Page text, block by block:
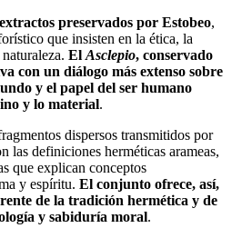
preservados por Estobeo,
que insisten en la ética, la
El Asclepio, conservado
con un diálogo más extenso sobre
y el papel del ser humano
y lo material.
dispersos transmitidos por
las definiciones herméticas arameas,
que explican conceptos
y espíritu. El conjunto ofrece, así,
de la tradición hermética y de
y sabiduría moral.